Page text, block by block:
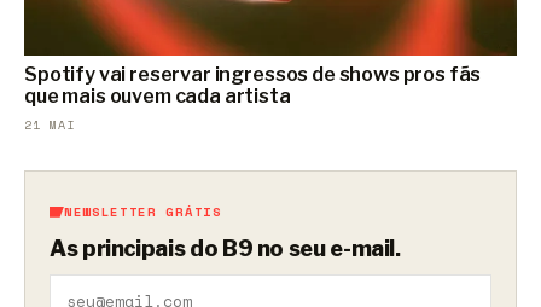
Spotify vai reservar ingressos de shows pros fãs
que mais ouvem cada artista
21 MAI
NEWSLETTER GRÁTIS
As principais do B9 no seu e-mail.